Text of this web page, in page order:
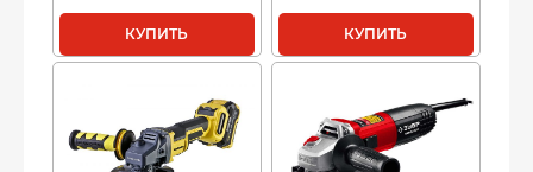
КУПИТЬ КУПИТЬ